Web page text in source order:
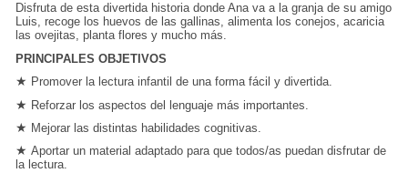
Disfruta de esta divertida historia donde Ana va a la granja de su amigo
Luis, recoge los huevos de las gallinas, alimenta los conejos, acaricia
las ovejitas, planta flores y mucho más.
PRINCIPALES OBJETIVOS
★ Promover la lectura infantil de una forma fácil y divertida.
★ Reforzar los aspectos del lenguaje más importantes.
★ Mejorar las distintas habilidades cognitivas.
★ Aportar un material adaptado para que todos/as puedan disfrutar de
la lectura.